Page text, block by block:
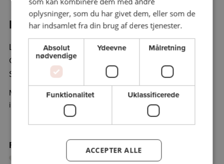
Program:
Lørdag 24/5/25 kl. 11.00 - kl. 12.30
Carsten Fogh Nielsen, ekstern lektor i filosofi,
Syddansk Universitet
Mødested: Vi mødes foran Restaurant Parken ved
indgangen til Vognsbølparken. Adressen er Søvej 9.
Føj holdet til favoritter
oplysninger, som du har givet dem, eller som de
har indsamlet fra din brug af deres tjenester.
Absolut
nødvendige
Ydeevne Målretning
Funktionalitet Uklassificerede
ACCEPTER ALLE